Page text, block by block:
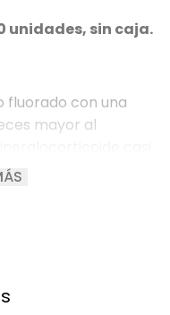
unidades, sin caja.
fluorado con una
mayor al